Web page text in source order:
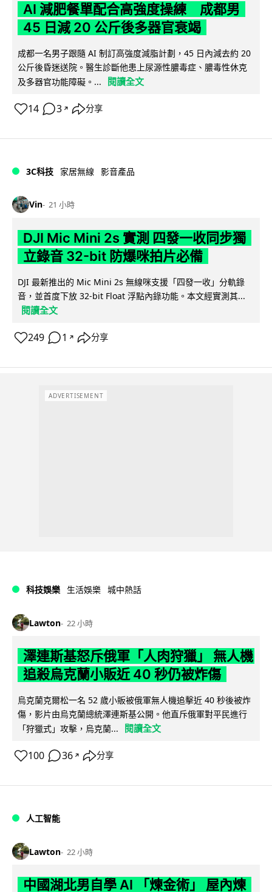
AI 減肥餐單配合高強度操練 成都男
45 日減 20 公斤後多器官衰竭
成都一名男子跟隨 AI 制訂高強度減脂計劃，45 日內減去約 20
公斤後昏迷送院。醫生診斷他患上尿源性膿毒症、膿毒性休克
及多器官功能障礙。...
閱讀全文
14 3 ↗ 分享
3C科技 家居無線 影音產品
Vin 21 小時
DJI Mic Mini 2s 實測 四發一收同步獨
立錄音 32-bit 防爆咪拍片必備
DJI 最新推出的 Mic Mini 2s 無線咪支援「四發一收」分軌錄
音，並首度下放 32-bit Float 浮點內錄功能。本文經實測其...
閱讀全文
249 1 ↗ 分享
ADVERTISEMENT
科技娛樂 生活娛樂 城中熱話
Lawton 22 小時
澤連斯基怒斥俄軍「人肉狩獵」 無人機
追殺烏克蘭小販近 40 秒仍被炸傷
烏克蘭克爾松一名 52 歲小販被俄軍無人機追擊近 40 秒後被炸
傷，影片由烏克蘭總統澤連斯基公開。他直斥俄軍對平民進行
「狩獵式」攻擊，烏克蘭...
閱讀全文
100 36 ↗ 分享
人工智能
Lawton 22 小時
中國湖北男自學 AI 「煉金術」 屋內煉